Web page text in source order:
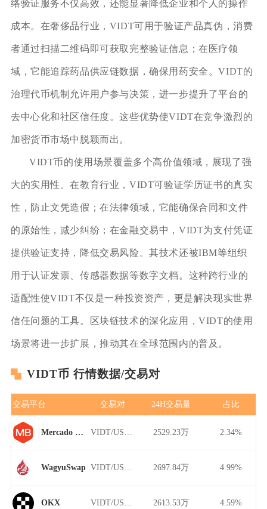
络验证服务不仅高效，还能显著降低企业和个人的操作
成本。在奢侈品行业，VIDT可用于验证产品真伪，消费
者通过扫描二维码即可获取完整验证信息；在医疗领
域，它能追踪药品供应链数据，确保用药安全。VIDT的
治理代币机制允许用户参与决策，进一步提升了平台的
去中心化和社区信任度。这些优势使VIDT在竞争激烈的
加密货币市场中脱颖而出。
VIDT币的使用场景覆盖多个高价值领域，展现了强
大的实用性。在教育行业，VIDT可验证学历证书的真实
性，防止文凭造假；在法律领域，它能确保合同和文件
的原始性，减少纠纷；在金融交易中，VIDT为支付凭证
提供验证支持，降低交易风险。其技术还被IBM等组织
用于认证发票、传感器数据等数字文档。这种跨行业的
适配性使VIDT不仅是一种投资资产，更是解决现实世界
信任问题的工具。区块链技术的深化应用，VIDT的使用
场景将进一步扩展，推动其在全球范围内的普及。
VIDT币 行情数据/交易对
交易平台 交易对 24H交易量 占比
Mercado Bitcoin 2529.23万 2.34%
WagyuSwap 2697.84万 4.99%
OKX 2613.53万 4.59%